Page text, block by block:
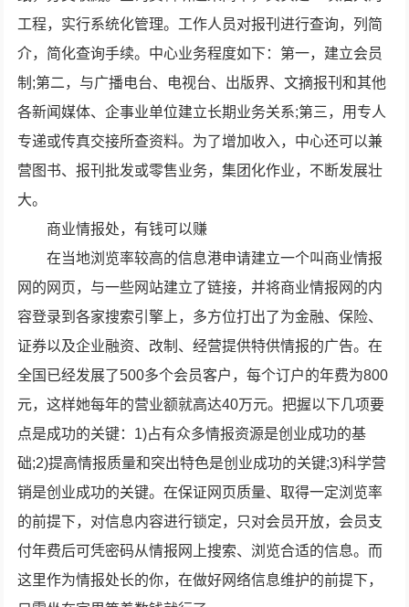
工程，实行系统化管理。工作人员对报刊进行查询，列简
介，简化查询手续。中心业务程度如下：第一，建立会员
制;第二，与广播电台、电视台、出版界、文摘报刊和其他
各新闻媒体、企事业单位建立长期业务关系;第三，用专人
专递或传真交接所查资料。为了增加收入，中心还可以兼
营图书、报刊批发或零售业务，集团化作业，不断发展壮
大。
商业情报处，有钱可以赚
在当地浏览率较高的信息港申请建立一个叫商业情报
网的网页，与一些网站建立了链接，并将商业情报网的内
容登录到各家搜索引擎上，多方位打出了为金融、保险、
证券以及企业融资、改制、经营提供特供情报的广告。在
全国已经发展了500多个会员客户，每个订户的年费为800
元，这样她每年的营业额就高达40万元。把握以下几项要
点是成功的关键：1)占有众多情报资源是创业成功的基
础;2)提高情报质量和突出特色是创业成功的关键;3)科学营
销是创业成功的关键。在保证网页质量、取得一定浏览率
的前提下，对信息内容进行锁定，只对会员开放，会员支
付年费后可凭密码从情报网上搜索、浏览合适的信息。而
这里作为情报处长的你，在做好网络信息维护的前提下，